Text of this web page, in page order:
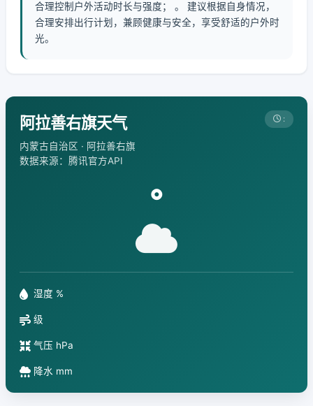
合理控制户外活动时长与强度； 。 建议根据自身情况，
合理安排出行计划，兼顾健康与安全，享受舒适的户外时
光。
阿拉善右旗天气
内蒙古自治区 · 阿拉善右旗
数据来源：腾讯官方API
:
°
湿度 %
级
气压 hPa
降水 mm